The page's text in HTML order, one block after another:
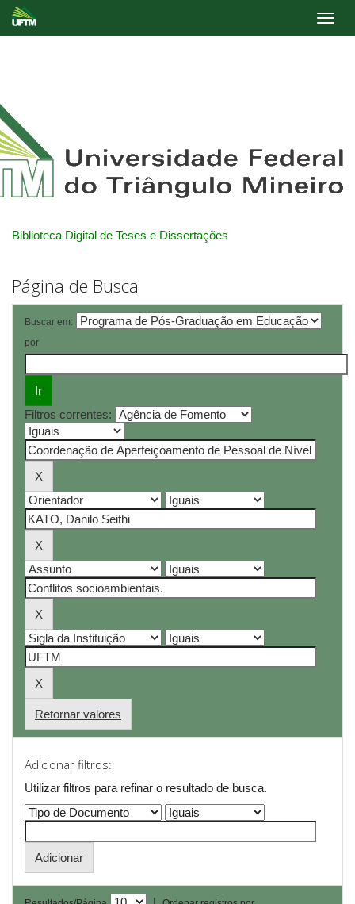
Biblioteca Digital de Teses e Dissertações
Página de Busca
Buscar em:
por
Filtros correntes:
Retornar valores
Adicionar filtros:
Utilizar filtros para refinar o resultado de busca.